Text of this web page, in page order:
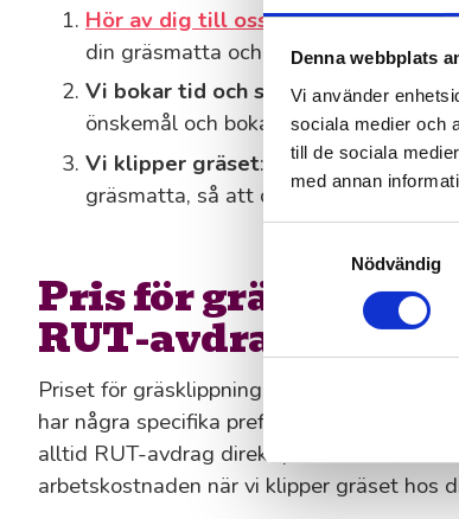
Denna webbplats
Vi använder
sociala medier och
till de sociala
med annan
Nödvändig
Hör av dig till oss: Ring, mejla eller
din gräsmatta och vad du behöver
Vi bokar tid och skickar en offert:
önskemål och bokar in en tid som
Vi klipper gräset: En av våra
gräsmatta, så att du slipper att tänka
Pris för
RUT-avdrag ger
Priset för gräsklippning i Mölndal påverkas
har några specifika preferenser för hur
alltid RUT-avdrag direkt på fakturan, vilket
arbetskostnaden när vi klipper gräset hos